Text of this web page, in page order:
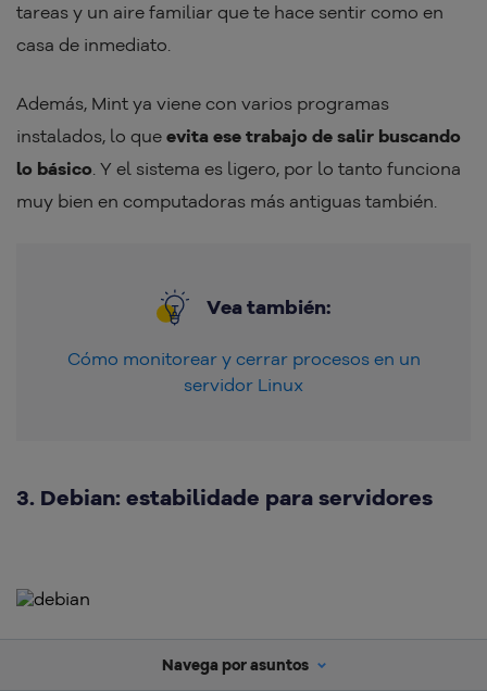
tareas y un aire familiar que te hace sentir como en
casa de inmediato.
Además, Mint ya viene con varios programas
instalados, lo que evita ese trabajo de salir buscando
lo básico. Y el sistema es ligero, por lo tanto funciona
muy bien en computadoras más antiguas también.
Vea también:
Cómo monitorear y cerrar procesos en un
servidor Linux
3. Debian: estabilidade para servidores
Navega por asuntos